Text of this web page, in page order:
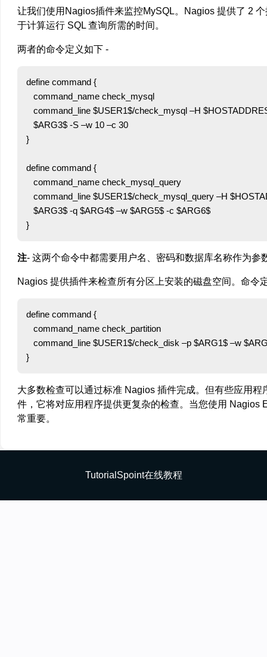
让我们使用Nagios插件来监控MySQL。Nagios 提供了 2
于计算运行 SQL 查询所需的时间。
两者的命令定义如下 -
define command {
   command_name check_mysql
command_line $USER1$/check_mysql –H
   $ARG3$ -S –w 10 –c 30
}
define command {
   command_name check_mysql_query
command_line $USER1$/check_mysql_query –H
   $ARG3$ -q $ARG4$ –w $ARG5$ -c $ARG6$
注- 这两个命令中都需要用户名、密码和数据库名称作为参
Nagios 提供插件来检查所有分区上安装的磁盘空间。命令
define command {
   command_name check_partition
command_line $USER1$/check_disk –p $ARG1$ –w
大多数检查可以通过标准 Nagios 插件完成。但有些应用
件，它将对应用程序提供更复杂的检查。当您使用
常重要。
TutorialSpoint在线教程